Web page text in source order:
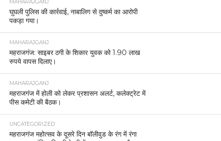
गिरफ्तार।
जाते समय 2 बोरी यूरिया खाद के साथ एक अभियुक्त गिरफ्तार
हत्याकांड का पुलिस ने किया सफल अनावरण।
हत्या का पुलिस ने किया खुलासा।